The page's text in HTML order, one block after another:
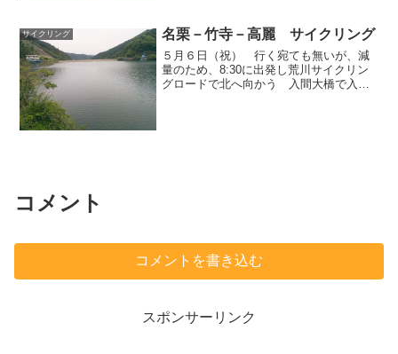
サイクリング 名栗－竹寺－高麗 サイクリング
５月６日（祝） 行く宛ても無いが、減
量のため、8:30に出発し荒川サイクリン
グロードで北へ向かう 入間大橋で入間
コメント
コメントを書き込む
スポンサーリンク